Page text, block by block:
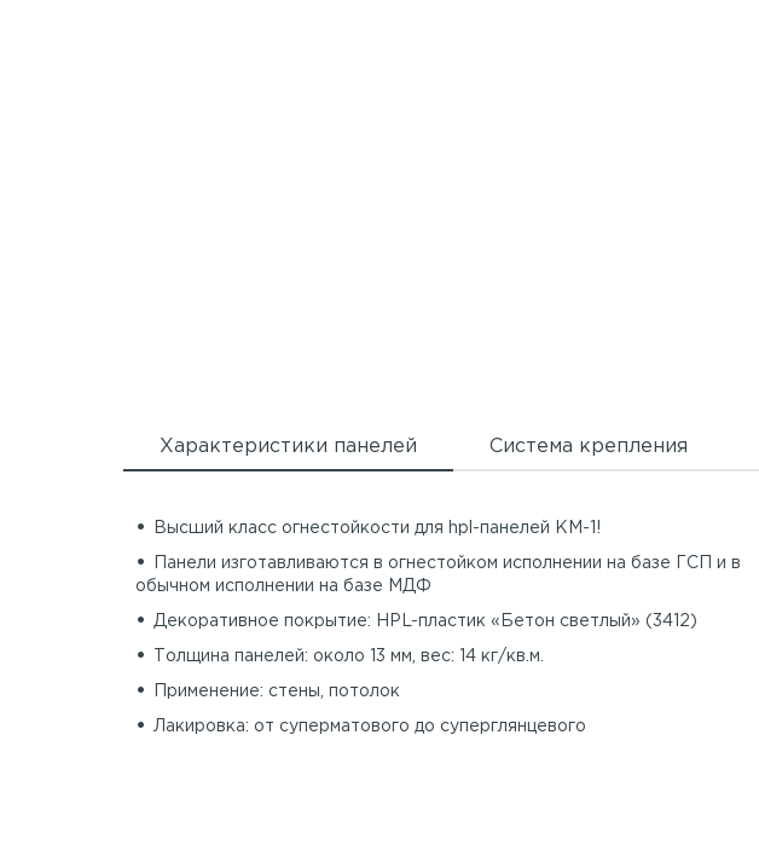
Характеристики панелей Система крепления
Высший класс огнестойкости для hpl-панелей КМ-1!
Панели изготавливаются в огнестойком исполнении на базе ГСП и в
обычном исполнении на базе МДФ
Декоративное покрытие: HPL-пластик «Бетон светлый» (3412)
Толщина панелей: около 13 мм, вес: 14 кг/кв.м.
Применение: стены, потолок
Лакировка: от суперматового до суперглянцевого